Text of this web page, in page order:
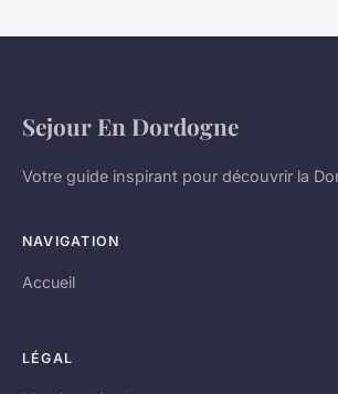
Sejour En Dordogne
Votre guide inspirant pour découvrir la
NAVIGATION
Accueil
LÉGAL